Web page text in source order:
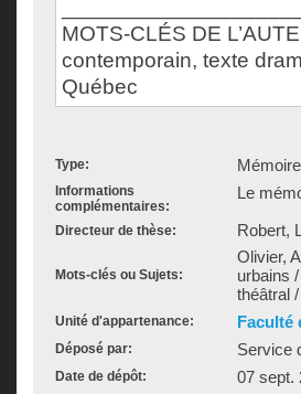
MOTS-CLÉS DE
contemporain, texte
Québec
Type:
Informations
complémentaires:
Le
Directeur de thèse: Robert,
Mots-clés ou Sujets:
Olivier,
urbains
théâtral
Unité d'appartenance: Faculté
Déposé par: Service
Date de dépôt: 07 sept.